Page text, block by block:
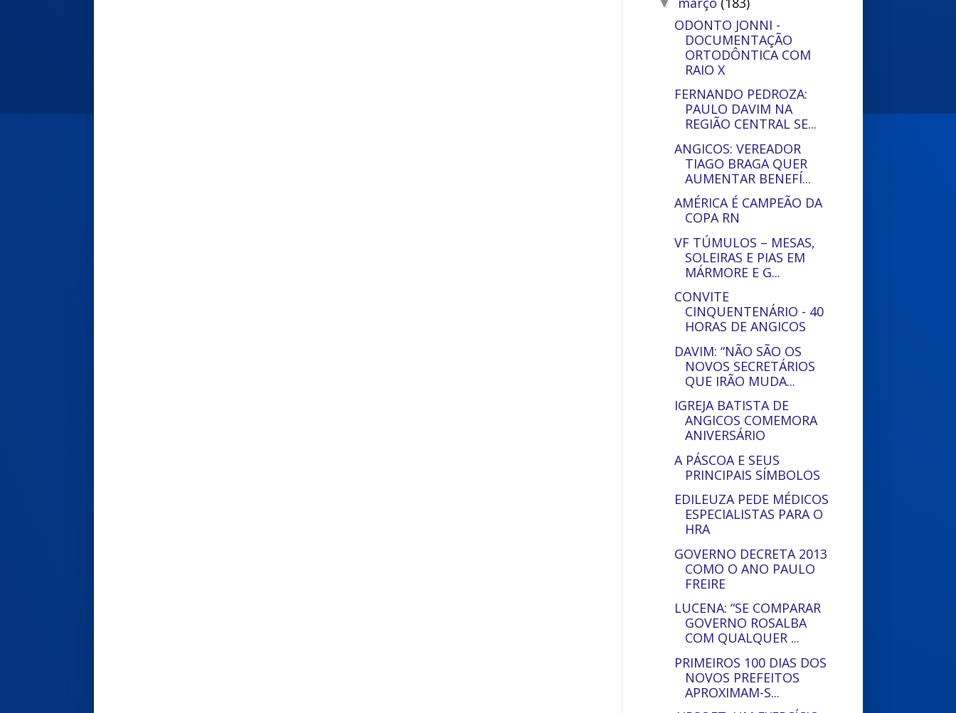
▼
ODONTO JONNI -
DOCUMENTAÇÃO
ORTODÔNTICA COM
RAIO X
FERNANDO PEDROZA:
PAULO DAVIM NA
REGIÃO CENTRAL SE...
ANGICOS: VEREADOR
TIAGO BRAGA QUER
AUMENTAR BENEFÍ...
AMÉRICA É CAMPEÃO DA
COPA RN
VF TÚMULOS – MESAS,
SOLEIRAS E PIAS EM
MÁRMORE E G...
CONVITE
CINQUENTENÁRIO - 40
HORAS DE ANGICOS
DAVIM: “NÃO SÃO OS
NOVOS SECRETÁRIOS
QUE IRÃO MUDA...
IGREJA BATISTA DE
ANGICOS COMEMORA
ANIVERSÁRIO
A PÁSCOA E SEUS
PRINCIPAIS SÍMBOLOS
EDILEUZA PEDE MÉDICOS
ESPECIALISTAS PARA O
HRA
GOVERNO DECRETA 2013
COMO O ANO PAULO
FREIRE
LUCENA: “SE COMPARAR
GOVERNO ROSALBA
COM QUALQUER ...
PRIMEIROS 100 DIAS DOS
NOVOS PREFEITOS
APROXIMAM-S...